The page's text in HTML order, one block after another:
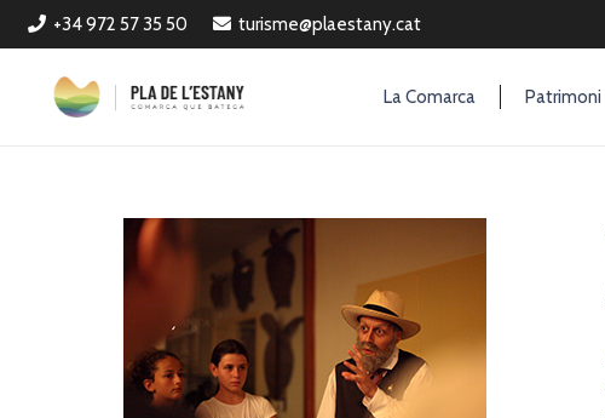
+34 972 57 35 50 turisme@plaestany.cat
La Comarca Patrimoni